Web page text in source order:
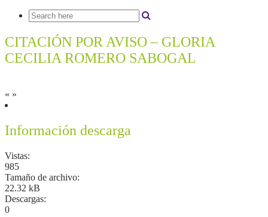
CITACIÓN POR AVISO – GLORIA
CECILIA ROMERO SABOGAL
« »
Información descarga
Vistas:
985
Tamaño de archivo:
22.32 kB
Descargas:
0